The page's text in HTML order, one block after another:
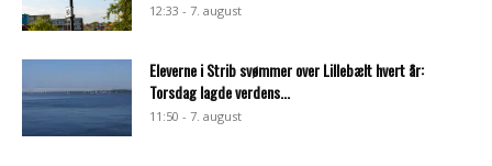
12:33 - 7. august
Eleverne i Strib svømmer over Lillebælt hvert år:
Torsdag lagde verdens...
11:50 - 7. august